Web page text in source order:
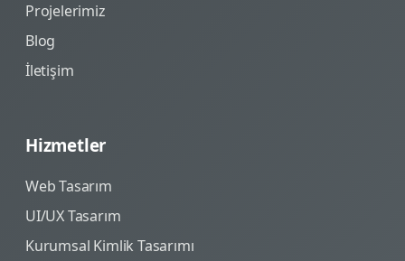
Projelerimiz
Blog
İletişim
Hizmetler
Web Tasarım
UI/UX Tasarım
Kurumsal Kimlik Tasarımı